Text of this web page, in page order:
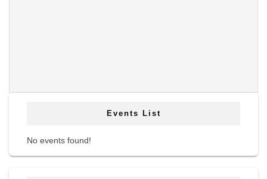
Events List
No events found!